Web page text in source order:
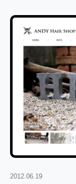
2012.06.19